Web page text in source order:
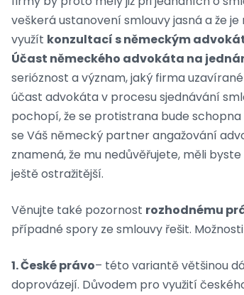
veškerá ustanovení smlouvy jasná a že
využít konzultací s německým
Účast německého advokáta na
serióznost a význam, jaký firma
účast advokáta v procesu sjednávání
pochopí, že se protistrana bude
se Váš německý partner angažování
znamená, že mu nedůvěřujete, měli
ještě ostražitější.
Věnujte také pozornost rozhodnému
případné spory ze smlouvy řešit.
1. České právo– této variantě většinou
doprovázejí. Důvodem pro využití